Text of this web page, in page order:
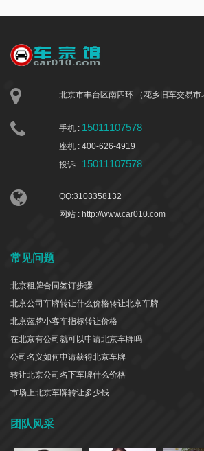
北京市丰台区南四环 （花乡旧车交易市
手机 : 15011107578
座机 : 400-626-4919
投诉 : 15011107578
QQ:3103358132
网站 : http://www.car010.com
常见问题
北京租牌合同签订步骤
北京公司车牌转让什么价格转让北京车牌
北京蓝牌小客车指标转让价格
在北京有公司就可以申请北京车牌吗
公司名义如何申请获得北京车牌
转让北京公司名下车牌什么价格
市场上北京车牌转让多少钱
团队风采